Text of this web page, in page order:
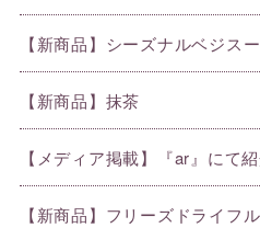
【新商品】シーズナルベジス
【新商品】抹茶
【メディア掲載】『ar』にて
【新商品】フリーズドライフ